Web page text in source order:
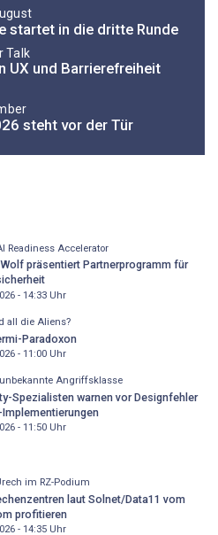
startet in die dritte Runde
Talk
UX und Barrierefreiheit
steht vor der Tür
Readiness Accelerator
präsentiert Partnerprogramm für
- 14:33Uhr
all die Aliens?
Paradoxon
- 11:00Uhr
Angriffsklasse
Spezialisten warnen vor Designfehler
Implementierungen
- 11:50Uhr
im RZ-Podium
laut Solnet/Data11 vom
profitieren
- 14:35Uhr